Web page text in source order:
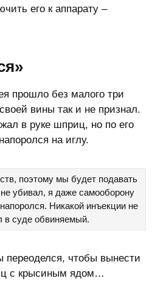
его к аппарату –
прошло без малого три
вины так и не признал.
в руке шприц, но по его
на иглу.
поэтому мы будет подавать
убивал, я даже самооборону
Никакой инъекции не
в суде обвиняемый.
чтобы вынести
с крысиным ядом…